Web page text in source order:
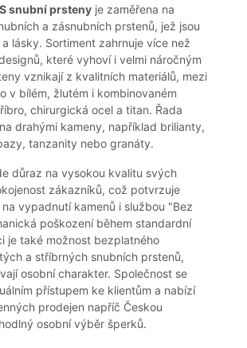
snubní prsteny je zaměřena na
a zásnubních prstenů, jež jsou
lásky. Sortiment zahrnuje více než
které vyhoví i velmi náročným
vznikají z kvalitních materiálů, mezi
v bílém, žlutém i kombinovaném
chirurgická ocel a titan. Řada
drahými kameny, například brilianty,
tanzanity nebo granáty.
důraz na vysokou kvalitu svých
zákazníků, což potvrzuje
vypadnutí kamenů i službou "Bez
poškození během standardní
je také možnost bezplatného
a stříbrných snubních prstenů,
osobní charakter. Společnost se
přístupem ke klientům a nabízí
prodejen napříč Českou
osobní výběr šperků.